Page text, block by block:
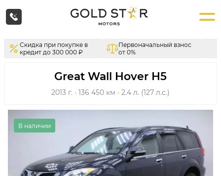
Скидка при покупке в
кредит до 300 000 ₽
Первоначальный взнос
от 0%
Great Wall Hover H5
2013 г. · 136 450 км · 2.4 л. (127 л.с.)
В наличии